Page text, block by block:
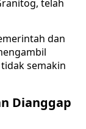
telah
dan
semakin
Dianggap